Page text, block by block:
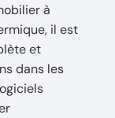
à
il est
et
dans les